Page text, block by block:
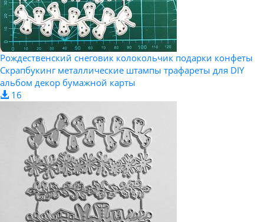
Рождественский снеговик колокольчик подарки конфеты
Скрапбукинг металлические штампы трафареты для DIY
альбом декор бумажной карты
16